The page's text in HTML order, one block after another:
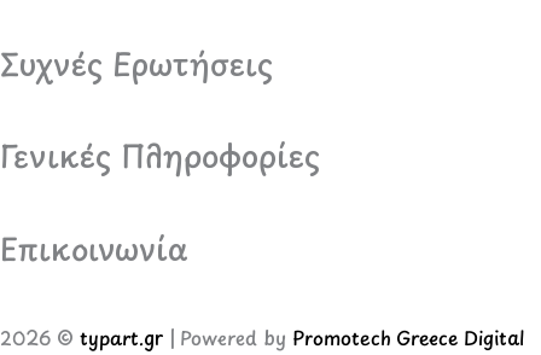
Συχνές Ερωτήσεις
Γενικές Πληροφορίες
Επικοινωνία
2026 © typart.gr | Powered by Promotech Greece Digital